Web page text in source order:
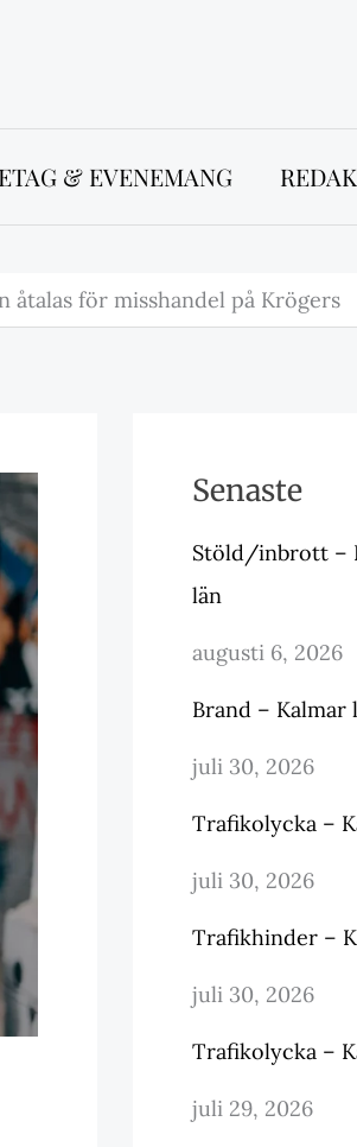
& EVENEMANG
åtalas för misshandel på Krögers
Senaste
Stöld/inbrott –
län
augusti 6, 2026
Brand – Kalmar
juli 30, 2026
Trafikolycka –
juli 30, 2026
Trafikhinder –
juli 30, 2026
Trafikolycka –
juli 29, 2026